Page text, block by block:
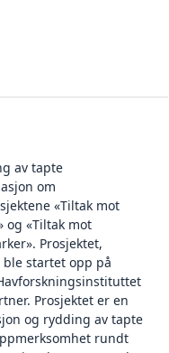
av tapte
om
«Tiltak mot
og «Tiltak mot
Prosjektet,
startet opp på
Prosjektet er en
og rydding av tapte
rundt